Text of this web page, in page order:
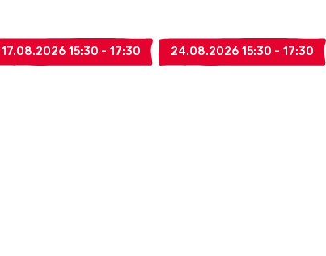
17.08.2026 15:30 - 17:30 24.08.2026 15:30 - 17:30